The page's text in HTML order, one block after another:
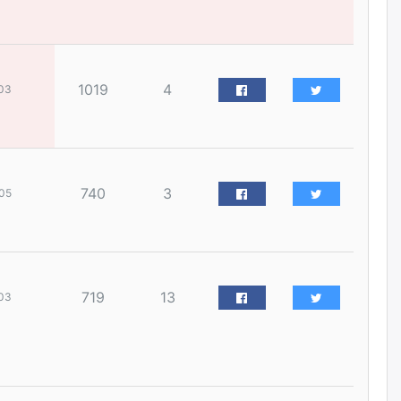
уржигдар
Орон сууц, нийтийн аж ахуй,
авто зам, тохижилт
холбоотой ГОМДОЛ их байгааг
суулгана гэх мэтээр дарамталдаг
1019 4
740 3
719 13